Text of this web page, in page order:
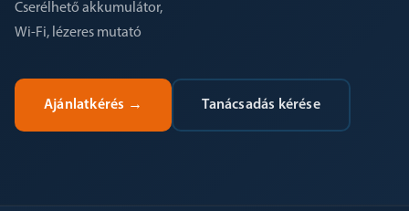
Cserélhető akkumulátor,
Wi-Fi, lézeres mutató
Ajánlatkérés → Tanácsadás kérése